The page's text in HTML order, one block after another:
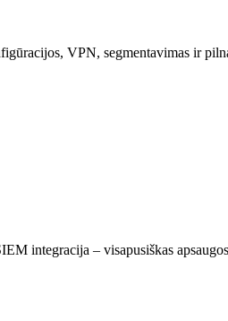
VPN, segmentavimas ir
integracija – visapusiškas